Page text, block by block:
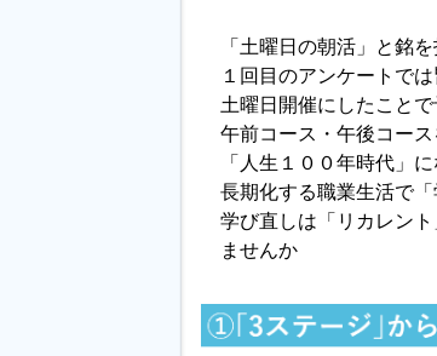
「土曜日の朝活」と銘
１回目のアンケートで
土曜日開催にしたこと
午前コース・午後コー
「人生１００年時代」
長期化する職業生活で
学び直しは「リカレン
ませんか